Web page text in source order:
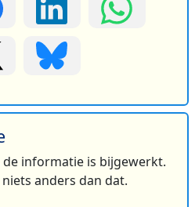
de informatie is bijgewerkt.
anders dan dat.